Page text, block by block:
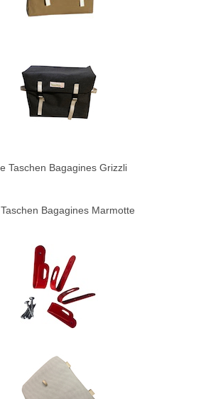
Taschen Bagagines Grizzli
Bagagines Marmotte